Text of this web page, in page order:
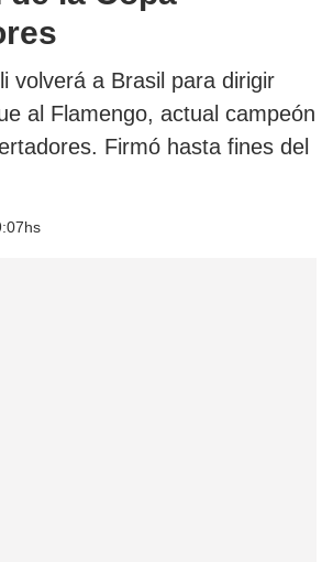
volverá a Brasil para dirigir
al Flamengo, actual campeón
Firmó hasta fines del